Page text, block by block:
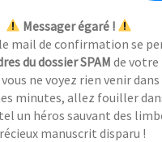
Messager égaré !
mail de confirmation se
du dossier SPAM de
ne voyez rien venir dans
minutes, allez fouiller
un héros sauvant des
manuscrit disparu !